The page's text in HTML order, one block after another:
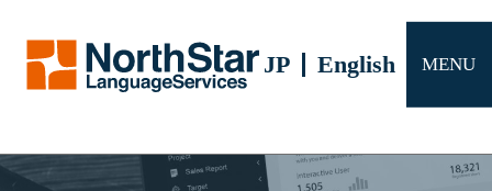
JP English MENU
サービス
会社概要
お問い合わせ